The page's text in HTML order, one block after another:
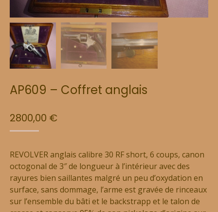
AP609 – Coffret anglais
2800,00 €
REVOLVER anglais calibre 30 RF short, 6 coups, canon
octogonal de 3″ de longueur à l’intérieur avec des
rayures bien saillantes malgré un peu d’oxydation en
surface, sans dommage, l’arme est gravée de rinceaux
sur l’ensemble du bâti et le backstrapp et le talon de